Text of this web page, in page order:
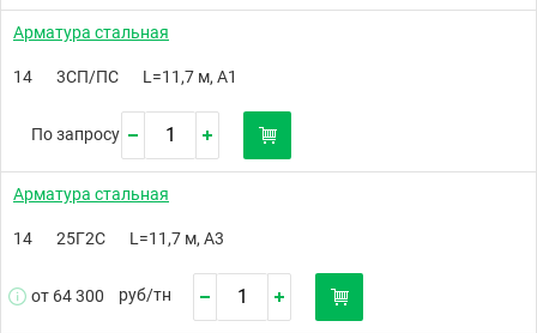
Арматура стальная
14 3СП/ПС L=11,7 м, А1
По запросу
Арматура стальная
14 25Г2С L=11,7 м, А3
от 64 300 руб/тн